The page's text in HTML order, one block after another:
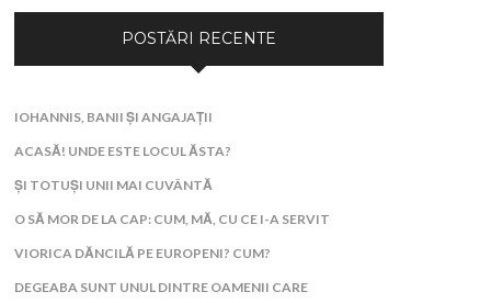
POSTĂRI RECENTE
IOHANNIS, BANII ȘI ANGAJAȚII
ACASĂ! UNDE ESTE LOCUL ĂSTA?
ȘI TOTUȘI UNII MAI CUVÂNTĂ
O SĂ MOR DE LA CAP: CUM, MĂ, CU CE I-A SERVIT
VIORICA DĂNCILĂ PE EUROPENI? CUM?
DEGEABA SUNT UNUL DINTRE OAMENII CARE